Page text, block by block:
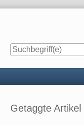
Seitenleiste
Getaggte Artikel